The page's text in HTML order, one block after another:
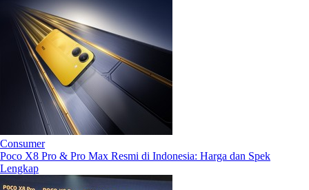
Consumer
Poco X8 Pro & Pro Max Resmi di Indonesia: Harga dan Spek
Lengkap